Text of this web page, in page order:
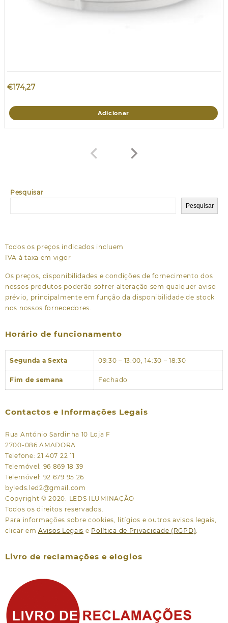
Pesquisar
Pesquisar
€174,27
Adicionar
Todos os preços indicados incluem
IVA à taxa em vigor
Os preços, disponibilidades e condições de fornecimento dos
nossos produtos poderão sofrer alteração sem qualquer aviso
prévio, principalmente em função da disponibilidade de stock
nos nossos fornecedores.
Horário de funcionamento
Segunda a Sexta 09:30 – 13:00, 14:30 – 18:30
Fim de semana Fechado
Contactos e Informações Legais
Rua António Sardinha 10 Loja F
2700-086 AMADORA
Telefone: 21 407 22 11
Telemóvel: 96 869 18 39
Telemóvel: 92 679 95 26
byleds.led2@gmail.com
Copyright © 2020. LEDS ILUMINAÇÃO
Todos os direitos reservados.
Para informações sobre cookies, litígios e outros avisos legais,
clicar em Avisos Legais e Política de Privacidade (RGPD)
Livro de reclamações e elogios